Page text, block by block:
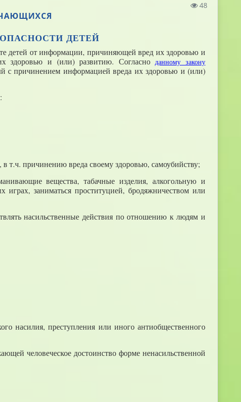
48
ДЕТЕЙ
детей от информации, причиняющей вред их здоровью и
здоровью и (или) развитию. Согласно данному закону
с причинением информацией вреда их здоровью и (или)
причинению вреда своему здоровью, самоубийству;
вещества, табачные изделия, алкогольную и
заниматься проституцией, бродяжничеством или
насильственные действия по отношению к людям и
насилия, преступления или иного антиобщественного
человеческое достоинство форме ненасильственной